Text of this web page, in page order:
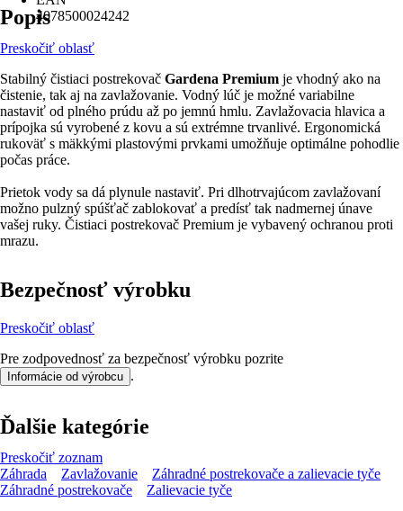
4078500024242
Popis
Preskočiť oblasť
Stabilný čistiaci postrekovač Gardena Premium je vhodný ako na
čistenie, tak aj na zavlažovanie. Vodný lúč je možné variabilne
nastaviť od plného prúdu až po jemnú hmlu. Zavlažovacia hlavica a
prípojka sú vyrobené z kovu a sú extrémne trvanlivé. Ergonomická
rukoväť s mäkkými plastovými prvkami umožňuje optimálne pohodlie
počas práce.
Prietok vody sa dá plynule nastaviť. Pri dlhotrvajúcom zavlažovaní
možno pulzný spúšťač zablokovať a predísť tak nadmernej únave
vašej ruky. Čistiaci postrekovač Premium je vybavený ochranou proti
mrazu.
Bezpečnosť výrobku
Preskočiť oblasť
Pre zodpovednosť za bezpečnosť výrobku pozrite
Informácie od výrobcu .
Ďalšie kategórie
Preskočiť zoznam
Záhrada
Zavlažovanie
Záhradné postrekovače a zalievacie tyče
Záhradné postrekovače
Zalievacie tyče